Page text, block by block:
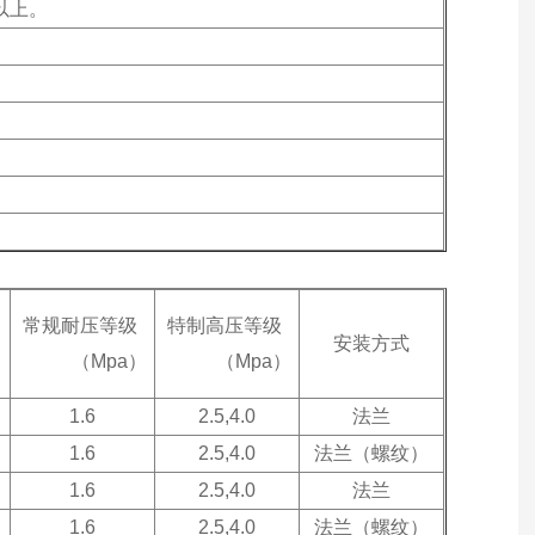
。
常规耐压等级
（Mpa）
特制高压等级
（Mpa）
安装方式
1.6 2.5,4.0
法兰
1.6
2.5,4.0
法兰（螺纹）
1.6
2.5,4.0
法兰
1.6
2.5,4.0 法兰（螺纹）